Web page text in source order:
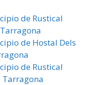
de Rustical
de Hostal Dels
de Rustical
Tarragona